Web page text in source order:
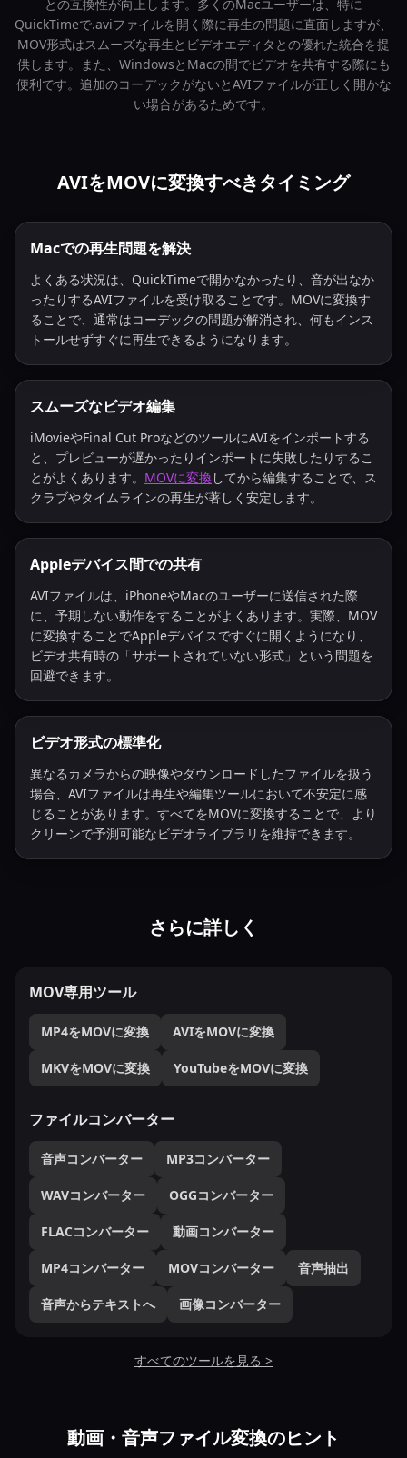
との互換性が向上します。多くのMacユーザーは、特に
QuickTimeで.aviファイルを開く際に再生の問題に直面しますが、
MOV形式はスムーズな再生とビデオエディタとの優れた統合を提
供します。また、WindowsとMacの間でビデオを共有する際にも
便利です。追加のコーデックがないとAVIファイルが正しく開かな
い場合があるためです。
AVIをMOVに変換すべきタイミング
Macでの再生問題を解決
よくある状況は、QuickTimeで開かなかったり、音が出なか
ったりするAVIファイルを受け取ることです。MOVに変換す
ることで、通常はコーデックの問題が解消され、何もインス
トールせずすぐに再生できるようになります。
スムーズなビデオ編集
iMovieやFinal Cut ProなどのツールにAVIをインポートする
と、プレビューが遅かったりインポートに失敗したりするこ
とがよくあります。 MOVに変換してから編集することで、ス
クラブやタイムラインの再生が著しく安定します。
Appleデバイス間での共有
AVIファイルは、iPhoneやMacのユーザーに送信された際
に、予期しない動作をすることがよくあります。実際、MOV
に変換することでAppleデバイスですぐに開くようになり、
ビデオ共有時の「サポートされていない形式」という問題を
回避できます。
ビデオ形式の標準化
異なるカメラからの映像やダウンロードしたファイルを扱う
場合、AVIファイルは再生や編集ツールにおいて不安定に感
じることがあります。すべてをMOVに変換することで、より
クリーンで予測可能なビデオライブラリを維持できます。
さらに詳しく
MOV専用ツール
MP4をMOVに変換 AVIをMOVに変換
MKVをMOVに変換 YouTubeをMOVに変換
ファイルコンバーター
音声コンバーター MP3コンバーター
WAVコンバーター OGGコンバーター
FLACコンバーター 動画コンバーター
MP4コンバーター MOVコンバーター 音声抽出
音声からテキストへ 画像コンバーター
すべてのツールを見る >
動画・音声ファイル変換のヒント